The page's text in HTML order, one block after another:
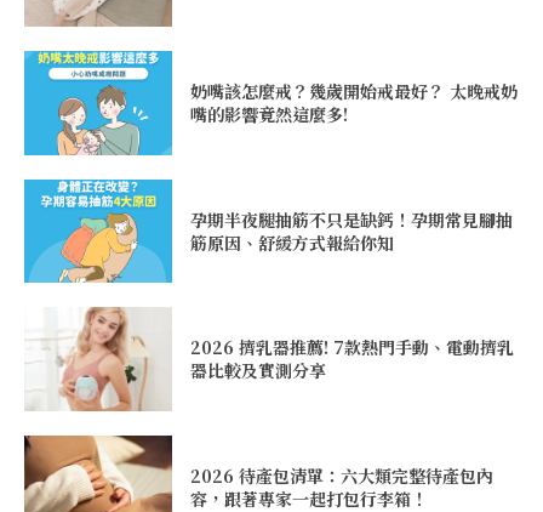
奶嘴該怎麼戒？幾歲開始戒最好？ 太晚戒奶
嘴的影響竟然這麼多!
孕期半夜腿抽筋不只是缺鈣！孕期常見腳抽
筋原因、舒緩方式報給你知
2026 擠乳器推薦! 7款熱門手動、電動擠乳
器比較及實測分享
2026 待產包清單：六大類完整待產包內
容，跟著專家一起打包行李箱！